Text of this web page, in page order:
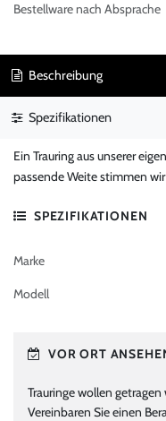
Bestellware nach Absprache
Beschreibung
Spezifikationen
Ein Trauring aus unserer
passende Weite stimmen
SPEZIFIKATIONEN
Marke
Modell
VOR ORT
Trauringe wollen
Vereinbaren Sie einen